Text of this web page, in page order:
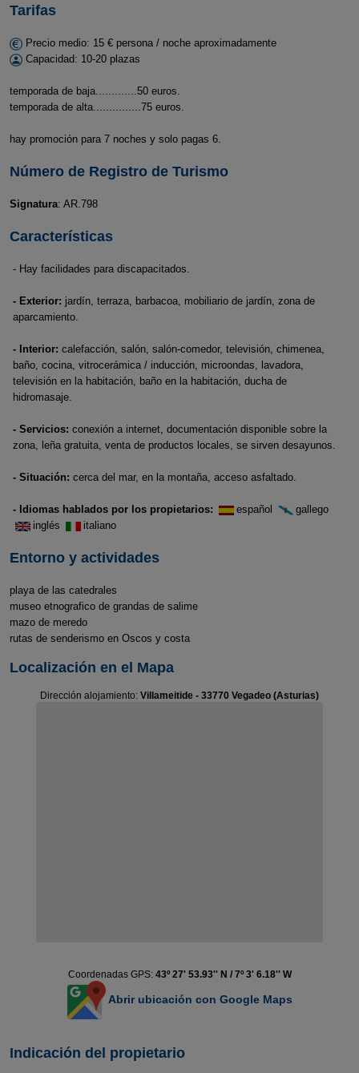
Tarifas
Precio medio: 15 € persona / noche aproximadamente
Capacidad: 10-20 plazas
temporada de baja.............50 euros.
temporada de alta...............75 euros.
hay promoción para 7 noches y solo pagas 6.
Número de Registro de Turismo
Signatura: AR.798
Características
- Hay facilidades para discapacitados.
- Exterior: jardín, terraza, barbacoa, mobiliario de jardín, zona de
aparcamiento.
- Interior: calefacción, salón, salón-comedor, televisión, chimenea,
baño, cocina, vitrocerámica / inducción, microondas, lavadora,
televisión en la habitación, baño en la habitación, ducha de
hidromasaje.
- Servicios: conexión a internet, documentación disponible sobre la
zona, leña gratuita, venta de productos locales, se sirven desayunos.
- Situación: cerca del mar, en la montaña, acceso asfaltado.
- Idiomas hablados por los propietarios: español
gallego
inglés
italiano
Entorno y actividades
playa de las catedrales
museo etnografico de grandas de salime
mazo de meredo
rutas de senderismo en Oscos y costa
Localización en el Mapa
Dirección alojamiento: Villameitide - 33770 Vegadeo (Asturias)
Coordenadas GPS: 43º 27' 53.93'' N / 7º 3' 6.18'' W
Abrir ubicación con Google Maps
Indicación del propietario